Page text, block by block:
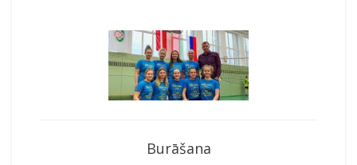
Burāšana